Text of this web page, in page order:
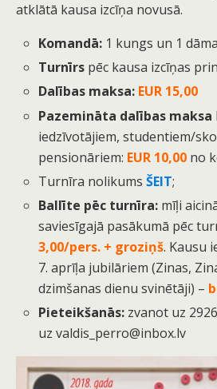
atklātā kausa izcīņa novusā.
Komandā: 1 kungs un 1
Turnīrs pēc kausa izcīņas
Dalības maksa: EUR 15,00
Pazemināta dalības maksa
iedzīvotājiem, studentiem/
pensionāriem: EUR 10,00 no
Turnīra nolikumsŠEIT;
Ballīte pēc turnīra: mīļi
saviesīgajā pasākumā pēc
3,00/pers. + groziņš. Kausu
7. aprīļa jubilāriem (Zinas,
dzimšanas dienu svinētāji) –
Pieteikšanās: zvanot uz
uz valdis_perro@inbox.lv